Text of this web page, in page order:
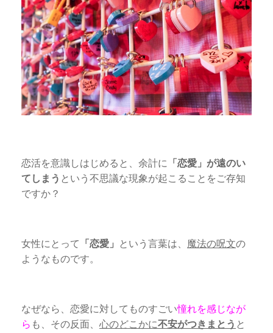
恋活を意識しはじめると、余計に
「恋愛」が遠のい
てしまう という不思議な現象が起こることをご存知
ですか？
女性にとって 「恋愛」 という言葉は、 魔法の呪文の
ようなものです。
なぜなら、恋愛に対してものすごい憧れを感じなが
ら も、その反面、 心のどこかに不安がつきまとう と